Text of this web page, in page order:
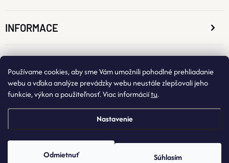
Používame cookies, aby sme Vám umožnili pohodlné prehliadanie
webu a vďaka analýze prevádzky webu neustále zlepšovali jeho
funkcie, výkon a použiteľnosť. Viac informáciítu.
Nastavenie
Odmietnuť Súhlasím
INFORMACE
KONTAKTNÉ ÚDAJE
Copyright 2026OutdoorMarket . Všetky práva vyhradené.